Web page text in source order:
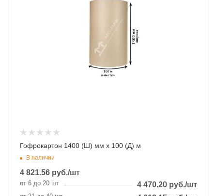
Гофрокартон 1400 (Ш) мм x 100 (Д) м
В наличии
4 821.56 руб./шт
от 6 до 20 шт 4 470.20 руб./шт